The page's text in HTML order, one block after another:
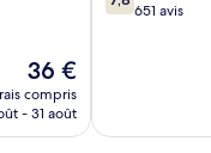
Le
nouveau
prix
36 €
compris
- 31 août
sur 651 avis